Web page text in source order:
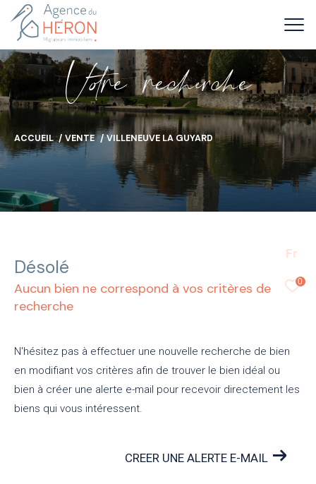
Fr
0
Vore recece
ACCUEIL VENTE VILLENEUVE LA GUYARD
Désolé
Aucun bien ne correspond à vos critères de
recherche
N'hésitez pas à effectuer une nouvelle recherche de bien
en modifiant vos critères afin de trouver le bien idéal ou
bien à créer une alerte e-mail pour recevoir directement les
biens qui vous intéressent.
CREER UNE ALERTE E-MAIL